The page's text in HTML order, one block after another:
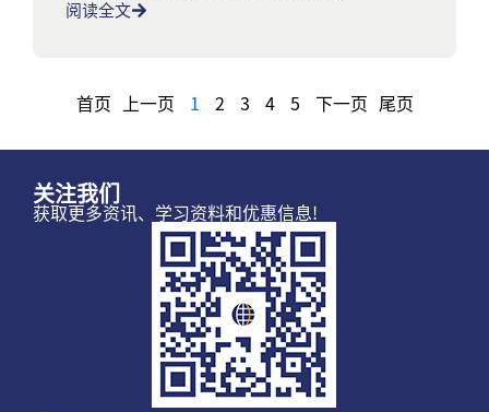
阅读全文
首页 上一页 1 2 3 4 5 下一页 尾页
关注我们
获取更多资讯、学习资料和优惠信息!